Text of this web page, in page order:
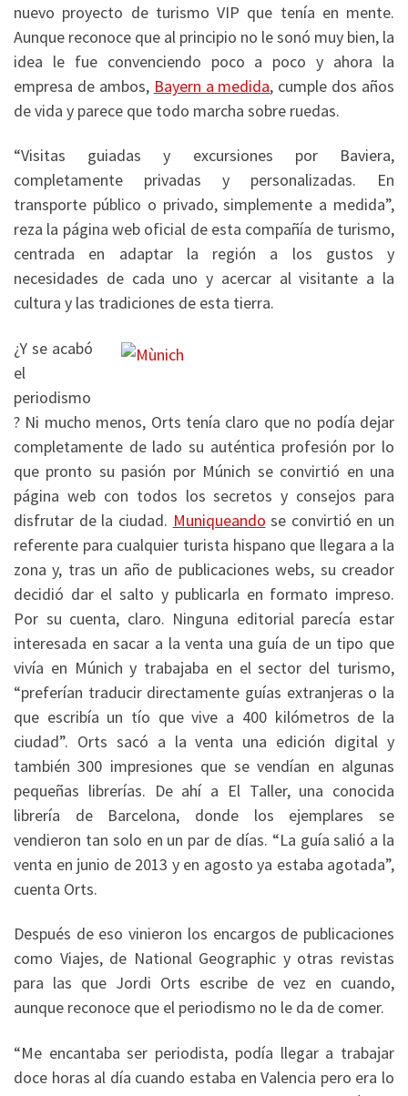
nuevo proyecto de turismo VIP que tenía en mente.
Aunque reconoce que al principio no le sonó muy bien, la
idea le fue convenciendo poco a poco y ahora la
empresa de ambos, Bayern a medida, cumple dos años
de vida y parece que todo marcha sobre ruedas.
“Visitas guiadas y excursiones por Baviera,
completamente privadas y personalizadas. En
transporte público o privado, simplemente a medida”,
reza la página web oficial de esta compañía de turismo,
centrada en adaptar la región a los gustos y
necesidades de cada uno y acercar al visitante a la
cultura y las tradiciones de esta tierra.
¿Y se acabó
el
periodismo
? Ni mucho menos, Orts tenía claro que no podía dejar
completamente de lado su auténtica profesión por lo
que pronto su pasión por Múnich se convirtió en una
página web con todos los secretos y consejos para
disfrutar de la ciudad. Muniqueando se convirtió en un
referente para cualquier turista hispano que llegara a la
zona y, tras un año de publicaciones webs, su creador
decidió dar el salto y publicarla en formato impreso.
Por su cuenta, claro. Ninguna editorial parecía estar
interesada en sacar a la venta una guía de un tipo que
vivía en Múnich y trabajaba en el sector del turismo,
“preferían traducir directamente guías extranjeras o la
que escribía un tío que vive a 400 kilómetros de la
ciudad”. Orts sacó a la venta una edición digital y
también 300 impresiones que se vendían en algunas
pequeñas librerías. De ahí a El Taller, una conocida
librería de Barcelona, donde los ejemplares se
vendieron tan solo en un par de días. “La guía salió a la
venta en junio de 2013 y en agosto ya estaba agotada”,
cuenta Orts.
Después de eso vinieron los encargos de publicaciones
como Viajes, de National Geographic y otras revistas
para las que Jordi Orts escribe de vez en cuando,
aunque reconoce que el periodismo no le da de comer.
“Me encantaba ser periodista, podía llegar a trabajar
doce horas al día cuando estaba en Valencia pero era lo